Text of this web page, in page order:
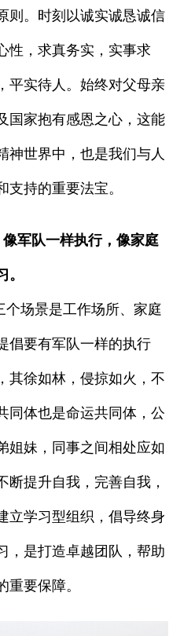
则。时刻以诚实诚恳诚信
性，求真务实，实事求
平实待人。始终对父母亲
国家抱有感恩之心，这能
神世界中，也是我们与人
持的重要法宝。
军队一样执行，像家庭
个场景是工作场所、家庭
倡要有军队一样的执行
其徐如林，侵掠如火，不
同体也是命运共同体，公
姐妹，同事之间相处应如
断提升自我，完善自我，
立学习型组织，倡导终身
，是打造卓越团队，帮助
重要保障。